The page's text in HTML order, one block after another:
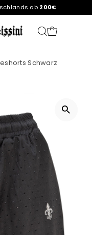
ab 200€
Schwarz